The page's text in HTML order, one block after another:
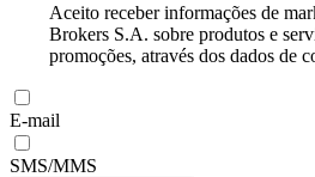
Aceito receber informações de
Brokers S.A. sobre produtos e
promoções, através dos dados de
E-mail
SMS/MMS